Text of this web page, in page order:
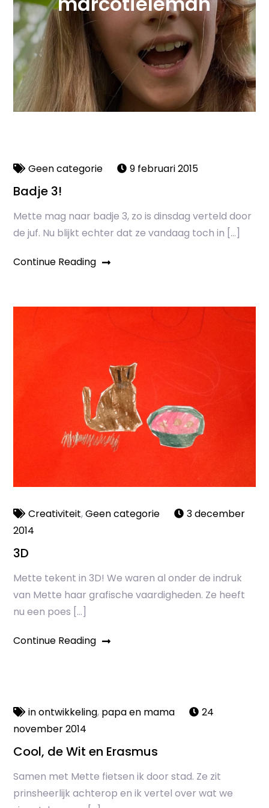
Geen categorie 9 februari 2015
Badje 3!
Mette mag naar badje 3, zo is dinsdag verteld door
de juf. Nu blijkt echter dat ze vandaag toch in […]
Continue Reading
Creativiteit,Geen categorie
3 december
2014
3D
Mette tekent in 3D! We waren al onder de indruk
van Mette haar grafische vaardigheden. Ze heeft
nu een poes […]
Continue Reading
in ontwikkeling, papa en mama
24
november 2014
Cool, de Wit en Erasmus
Samen met Mette fietsen ik door stad. Ze zit
prinsheerlijk achterop en ik vertel over wat we